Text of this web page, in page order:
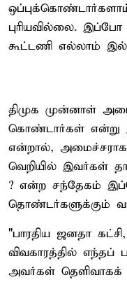
புரியவில்லை. இப்போ
கூட்டணி எல்லாம்
திமுக முன்னாள்
கொண்டார்கள் என்று
என்றால்,
வெறியில் இவர்கள்
? என்ற சந்தேகம்
தொண்டர்களுக்கும் வர
"பாரதிய ஜனதா
விவகாரத்தில் எந்தப்
அவர்கள் தெளிவாகக்